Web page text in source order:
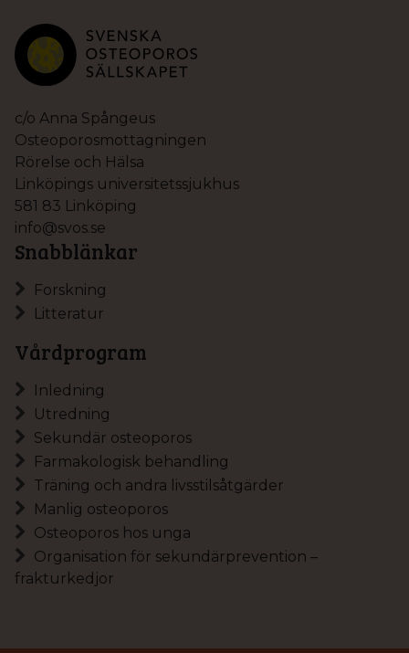
c/o Anna Spångeus
Osteoporosmottagningen
Rörelse och Hälsa
Linköpings universitetssjukhus
581 83 Linköping
info@svos.se
Snabblänkar
Forskning
Litteratur
Vårdprogram
Inledning
Utredning
Sekundär osteoporos
Farmakologisk behandling
Träning och andra livsstilsåtgärder
Manlig osteoporos
Osteoporos hos unga
Organisation för sekundärprevention –
frakturkedjor